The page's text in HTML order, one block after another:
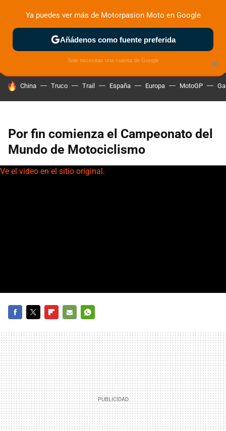
ZONA DE PRUEBAS DEPORTIVAS MOTOS ELÉCTRICAS
HOY SE HABLA DE
China Truco Trail España Europa MotoGP
Por fin comienza el Campeonato del
Mundo de Motociclismo
Ve el video en el sitio original.
MAIL
×
Ya puedes ver más de Motorpasion Moto en Google
Añádenos como fuente preferida
Solo necesitas una cuenta de Google